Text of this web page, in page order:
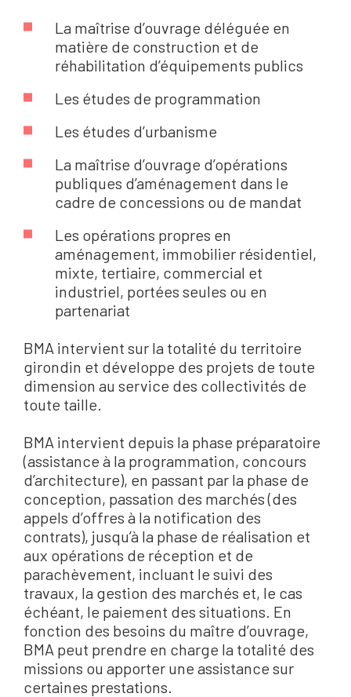
La maîtrise d’ouvrage déléguée en
matière de construction et de
réhabilitation d’équipements publics
Les études de programmation
Les études d’urbanisme
La maîtrise d’ouvrage d’opérations
publiques d’aménagement dans le
cadre de concessions ou de mandat
Les opérations propres en
aménagement, immobilier résidentiel,
mixte, tertiaire, commercial et
industriel, portées seules ou en
partenariat
BMA intervient sur la totalité du territoire
girondin et développe des projets de toute
dimension au service des collectivités de
toute taille.
BMA intervient depuis la phase préparatoire
(assistance à la programmation, concours
d’architecture), en passant par la phase de
conception, passation des marchés (des
appels d’offres à la notification des
contrats), jusqu’à la phase de réalisation et
aux opérations de réception et de
parachèvement, incluant le suivi des
travaux, la gestion des marchés et, le cas
échéant, le paiement des situations. En
fonction des besoins du maître d’ouvrage,
BMA peut prendre en charge la totalité des
missions ou apporter une assistance sur
certaines prestations.